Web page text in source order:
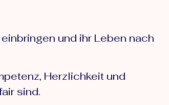
und ihr Leben nach
Herzlichkeit und
sind.